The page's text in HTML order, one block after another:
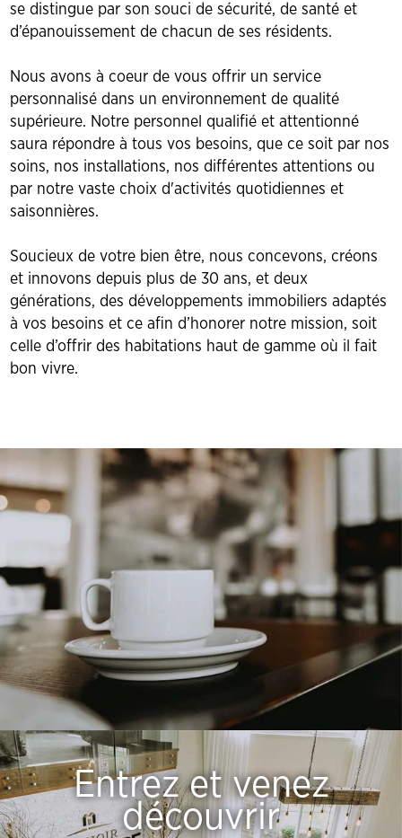
se distingue par son souci de sécurité, de santé et
d’épanouissement de chacun de ses résidents.
Nous avons à coeur de vous offrir un service
personnalisé dans un environnement de qualité
supérieure. Notre personnel qualifié et attentionné
saura répondre à tous vos besoins, que ce soit par nos
soins, nos installations, nos différentes attentions ou
par notre vaste choix d'activités quotidiennes et
saisonnières.
Soucieux de votre bien être, nous concevons, créons
et innovons depuis plus de 30 ans, et deux
générations, des développements immobiliers adaptés
à vos besoins et ce afin d’honorer notre mission, soit
celle d’offrir des habitations haut de gamme où il fait
bon vivre.
Entrez et venez
découvrir